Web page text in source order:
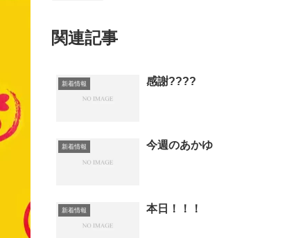
関連記事
新着情報 感謝????
新着情報 今週のあかゆ
新着情報 本日！！！